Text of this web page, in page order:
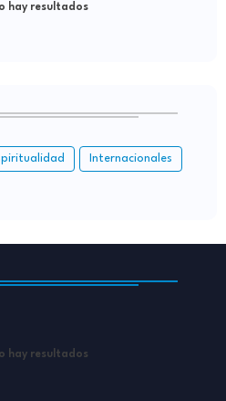
hay resultados
Internacionales
hay resultados